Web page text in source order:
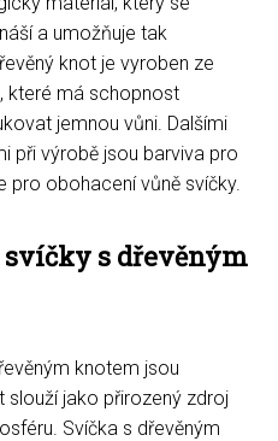
a umožňuje tak
knot je vyroben ze
které má schopnost
jemnou vůni. Dalšími
při výrobě jsou barviva pro
pro obohacení vůně svíčky.
s dřevěným
knotem jsou
slouží jako přirozený zdroj
Svíčka s dřevěným